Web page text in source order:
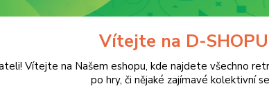
NINTENDO DS SimAnimals
Vítejte na D-
Vítejte na Našem eshopu, kde najdete všechno
po hry, či nějaké zajímavé kolektivní